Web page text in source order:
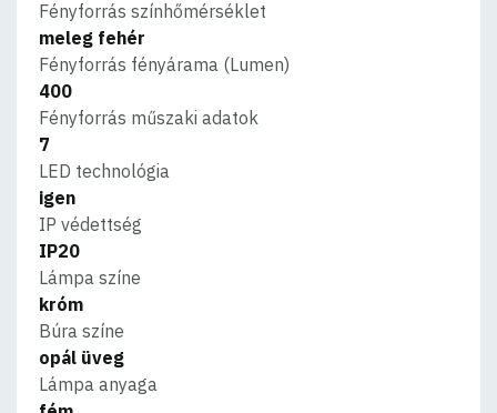
Fényforrás színhőmérséklet
meleg fehér
Fényforrás fényárama (Lumen)
400
Fényforrás műszaki adatok
7
LED technológia
igen
IP védettség
IP20
Lámpa színe
króm
Búra színe
opál üveg
Lámpa anyaga